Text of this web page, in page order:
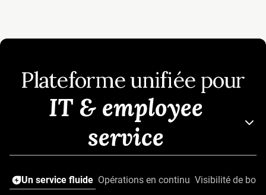
Plateforme unifiée pour
IT & employee
service
Un service fluide Opérations en continu Visibilité de